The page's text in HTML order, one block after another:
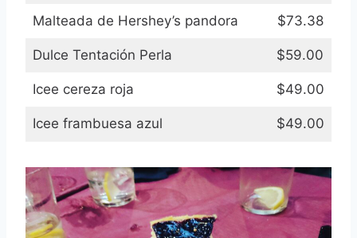
Malteada de Hershey’s pandora $73.38
Dulce Tentación Perla $59.00
Icee cereza roja $49.00
Icee frambuesa azul $49.00